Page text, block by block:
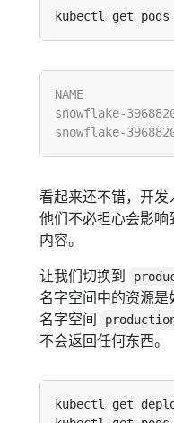
kubectl get
看起来还不错，开
他们不必担心会影响
内容。
让我们切换到
名字空间中的资源是
名字空间
不会返回任何东西。
kubectl get